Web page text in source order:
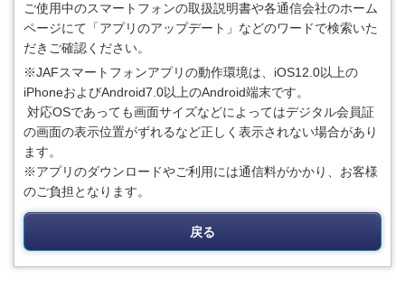
ご使用中のスマートフォンの取扱説明書や各通信会社のホーム
ページにて「アプリのアップデート」などのワードで検索いた
だきご確認ください。
※JAFスマートフォンアプリの動作環境は、iOS12.0以上の
iPhoneおよびAndroid7.0以上のAndroid端末です。
対応OSであっても画面サイズなどによってはデジタル会員証
の画面の表示位置がずれるなど正しく表示されない場合があり
ます。
※アプリのダウンロードやご利用には通信料がかかり、お客様
のご負担となります。
戻る